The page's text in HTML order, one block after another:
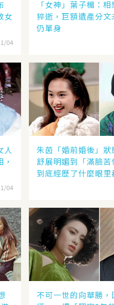
女
04
「女神」葉子楣：
猝逝，巨額遺產分
仍單身
人
04
朱茵「婚前婚後」
舒展明媚到「滿臉苦
到底經歷了什麼眼里
不可一世的向華勝，